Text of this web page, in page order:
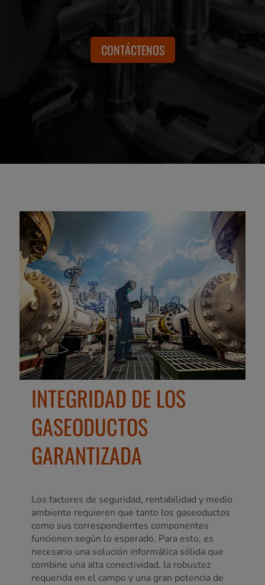
CONTÁCTENOS
INTEGRIDAD DE LOS
GASEODUCTOS
GARANTIZADA
Los factores de seguridad, rentabilidad y medio
ambiente requieren que tanto los gaseoductos
como sus correspondientes componentes
funcionen según lo esperado. Para esto, es
necesario una solución informática sólida que
combine una alta conectividad, la robustez
requerida en el campo y una gran potencia de